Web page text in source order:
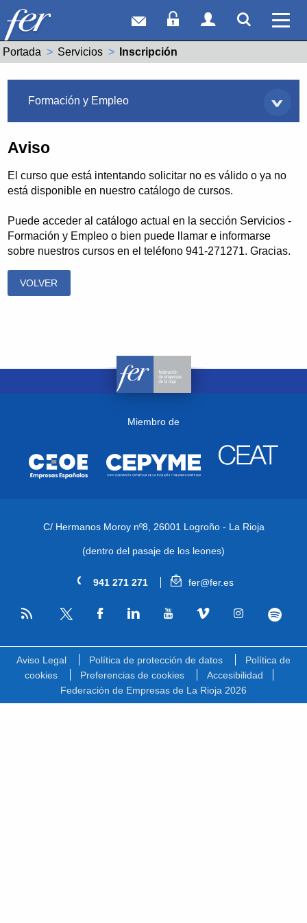
Correo webAcceso Socios
Acceso
Portada Servicios Actual:
Inscripción
Formación y Empleo
Aviso
El curso que está intentando solicitar no es válido o ya no
está disponible en nuestro catálogo de cursos.
Puede acceder al catálogo actual en la sección Servicios -
Formación y Empleo o bien puede llamar e informarse
sobre nuestros cursos en el teléfono 941-271271. Gracias.
VOLVER
Miembro de
C/ Hermanos Moroy nº8, 26001 Logroño - La Rioja
(dentro del pasaje de los leones)
941 271 271 fer@fer.es
RSS
Aviso Legal Política de protección de datos
Política de
cookies
Preferencias de cookies
Accesibilidad
Federación de Empresas de La Rioja 2026